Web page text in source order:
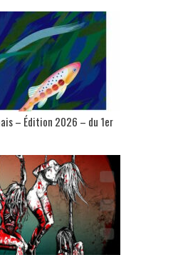
– Édition 2026 – du 1er